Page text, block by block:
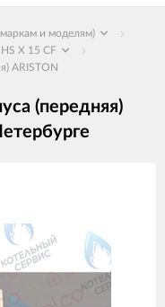
и моделям)
X 15 CF
ARISTON
(передняя)